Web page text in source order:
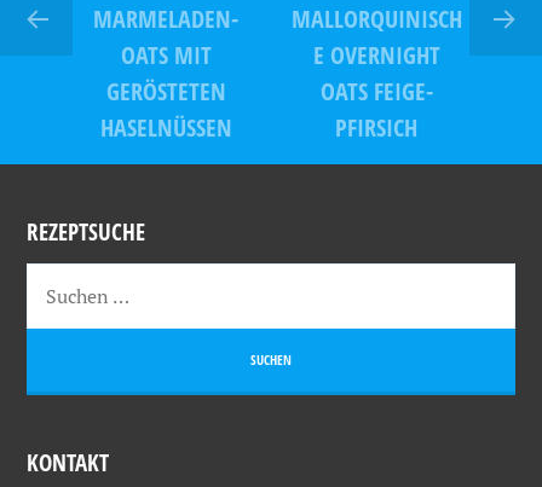
MARMELADEN-
OATS MIT
GERÖSTETEN
HASELNÜSSEN
MALLORQUINISCH
E OVERNIGHT
OATS FEIGE-
PFIRSICH
REZEPTSUCHE
KONTAKT